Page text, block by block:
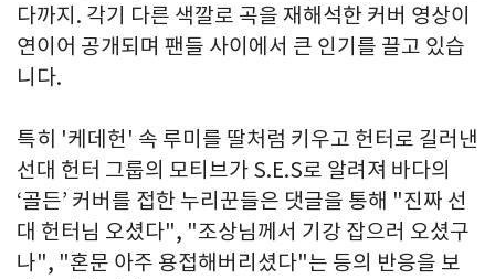
다까지. 각기 다른 색깔로 곡을 재해석한 커버 영상이
연이어 공개되며 팬들 사이에서 큰 인기를 끌고 있습
니다.
특히 '케데헌' 속 루미를 딸처럼 키우고 헌터로 길러낸
선대 헌터 그룹의 모티브가 S.E.S로 알려져 바다의
‘골든’ 커버를 접한 누리꾼들은 댓글을 통해 "진짜 선
대 헌터님 오셨다", "조상님께서 기강 잡으러 오셨구
나", "혼문 아주 용접해버리셨다"는 등의 반응을 보